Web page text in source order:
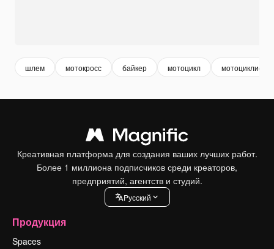
шлем мотокросс байкер мотоцикл мотоциклист
Креативная платформа для создания ваших лучших работ.
Более 1 миллиона подписчиков среди креаторов,
предприятий, агентств и студий.
Pусский
Продукция
Spaces